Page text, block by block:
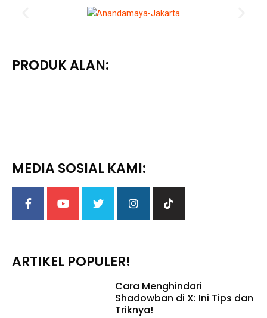
PRODUK ALAN:
MEDIA SOSIAL KAMI:
ARTIKEL POPULER!
Cara Menghindari
Shadowban di X: Ini Tips dan
Triknya!